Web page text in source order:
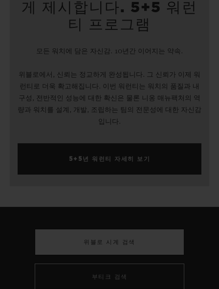
게 제시합니다. 5+5 워런
티 프로그램
모든 워치에 담은 자신감. 10년간 이어지는 약속.
위블로에서, 신뢰는 정교하게 완성됩니다. 그 신뢰가 이제 워
런티로 더욱 확고해집니다. 이번 워런티는 워치의 품질과 내
구성, 전반적인 성능에 대한 확신은 물론 니옹 매뉴팩처의 역
량과 워치를 설계, 개발, 조립하는 팀의 전문성에 대한 자신감
입니다.
5+5년 워런티 자세히 보기
위블로 시계 검색
부티크 검색